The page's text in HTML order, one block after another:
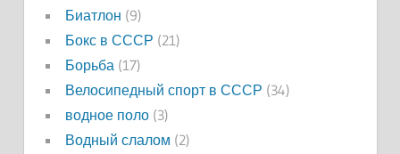
Биатлон (9)
Бокс в СССР (21)
Борьба (17)
Велосипедный спорт в СССР (34)
водное поло(3)
Водный слалом (2)